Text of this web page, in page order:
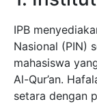
IPB
Nasional (PIN)
mahasiswa
Al-Qur’an.
setara dengan